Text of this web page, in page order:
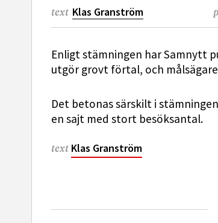
text Klas Granström
Enligt stämningen har Samnytt
utgör grovt förtal, och
Det betonas särskilt i
en sajt med stort besöksantal.
text Klas Granström